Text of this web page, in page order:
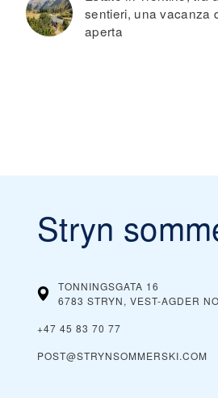
sentieri, una vacanza
aperta
Stryn
TONNINGSGATA 16
6783 STRYN, VEST-AGDER
+47 45 83 70 77
POST@STRYNSOMMERSKI.COM